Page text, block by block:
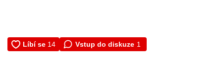
Vstup do diskuze 1